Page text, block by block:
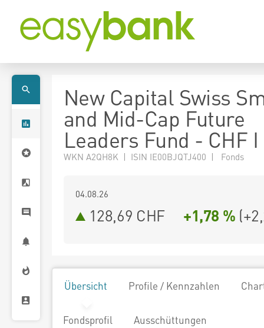
New Capital Swiss
and Mid-Cap Future
Leaders Fund - CHF
WKN A2QH8K | ISIN IE00BJQTJ400 | Fonds
04.08.26
128,69 CHF +1,78 % (
Übersicht Profile / Kennzahlen
Fondsprofil Ausschüttungen